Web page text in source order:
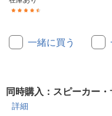
一緒に買う
同時購入：スピーカー
詳細